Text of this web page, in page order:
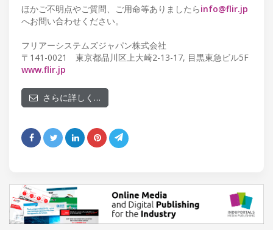
ほかご不明点やご質問、ご用命等ありましたらinfo@flir.jp
へお問い合わせください。
フリアーシステムズジャパン株式会社
〒141-0021 東京都品川区上大崎2-13-17, 目黒東急ビル5F
www.flir.jp
さらに詳しく…